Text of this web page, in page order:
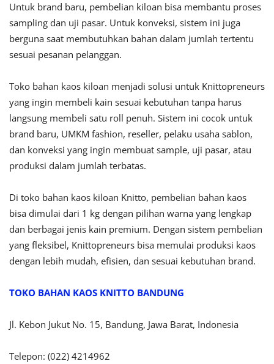
Untuk brand baru, pembelian kiloan bisa membantu proses
sampling dan uji pasar. Untuk konveksi, sistem ini juga
berguna saat membutuhkan bahan dalam jumlah tertentu
sesuai pesanan pelanggan.
Toko bahan kaos kiloan menjadi solusi untuk Knittopreneurs
yang ingin membeli kain sesuai kebutuhan tanpa harus
langsung membeli satu roll penuh. Sistem ini cocok untuk
brand baru, UMKM fashion, reseller, pelaku usaha sablon,
dan konveksi yang ingin membuat sample, uji pasar, atau
produksi dalam jumlah terbatas.
Di toko bahan kaos kiloan Knitto, pembelian bahan kaos
bisa dimulai dari 1 kg dengan pilihan warna yang lengkap
dan berbagai jenis kain premium. Dengan sistem pembelian
yang fleksibel, Knittopreneurs bisa memulai produksi kaos
dengan lebih mudah, efisien, dan sesuai kebutuhan brand.
TOKO BAHAN KAOS KNITTO BANDUNG
Jl. Kebon Jukut No. 15, Bandung, Jawa Barat, Indonesia
Telepon: (022) 4214962